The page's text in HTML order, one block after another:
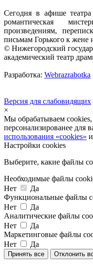
Сегодня в афише
романтическая
произведениям,
письмам Горького к жене
© Нижегородский
академический театр
Разработка: Webrazrabotka
Версия для слабовидящих
×
Мы обрабатываем cookies,
персонализированее для
использования «cookies» и
Настройки cookies
Выберите, какие файлы
Необходимые файлы
Нет
Да
Функциональные файлы
Нет
Да
Аналитические файлы
Нет
Да
Маркетинговые файлы
Нет
Да
Принять все Отклонить